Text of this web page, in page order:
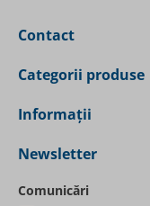
Contact
Categorii produse
Informații
Newsletter
Comunicări